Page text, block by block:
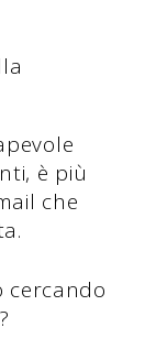
è più
che
cercando